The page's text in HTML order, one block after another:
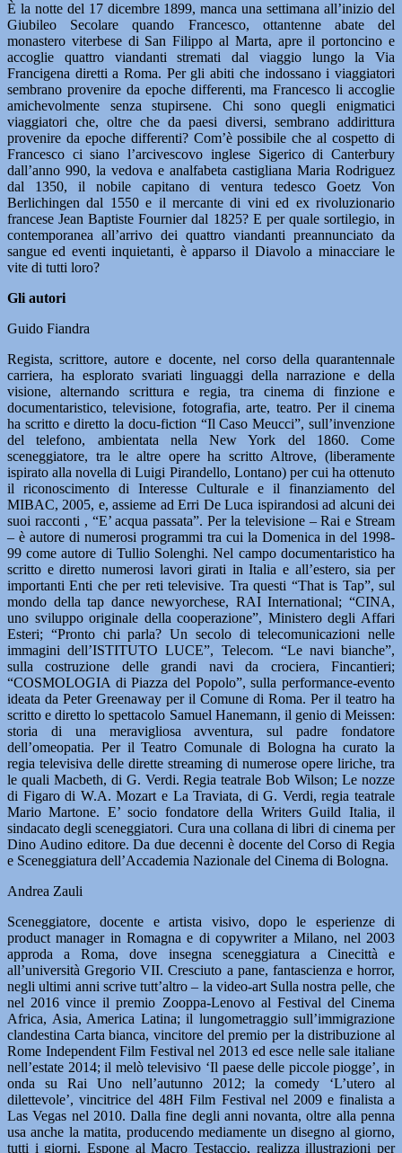
È la notte del 17 dicembre 1899, manca una settimana all’inizio del
Giubileo Secolare quando Francesco, ottantenne abate del
monastero viterbese di San Filippo al Marta, apre il portoncino e
accoglie quattro viandanti stremati dal viaggio lungo la Via
Francigena diretti a Roma. Per gli abiti che indossano i viaggiatori
sembrano provenire da epoche differenti, ma Francesco li accoglie
amichevolmente senza stupirsene. Chi sono quegli enigmatici
viaggiatori che, oltre che da paesi diversi, sembrano addirittura
provenire da epoche differenti? Com’è possibile che al cospetto di
Francesco ci siano l’arcivescovo inglese Sigerico di Canterbury
dall’anno 990, la vedova e analfabeta castigliana Maria Rodriguez
dal 1350, il nobile capitano di ventura tedesco Goetz Von
Berlichingen dal 1550 e il mercante di vini ed ex rivoluzionario
francese Jean Baptiste Fournier dal 1825? E per quale sortilegio, in
contemporanea all’arrivo dei quattro viandanti preannunciato da
sangue ed eventi inquietanti, è apparso il Diavolo a minacciare le
vite di tutti loro?
Gli autori
Guido Fiandra
Regista, scrittore, autore e docente, nel corso della quarantennale
carriera, ha esplorato svariati linguaggi della narrazione e della
visione, alternando scrittura e regia, tra cinema di finzione e
documentaristico, televisione, fotografia, arte, teatro. Per il cinema
ha scritto e diretto la docu-fiction “Il Caso Meucci”, sull’invenzione
del telefono, ambientata nella New York del 1860. Come
sceneggiatore, tra le altre opere ha scritto Altrove, (liberamente
ispirato alla novella di Luigi Pirandello, Lontano) per cui ha ottenuto
il riconoscimento di Interesse Culturale e il finanziamento del
MIBAC, 2005, e, assieme ad Erri De Luca ispirandosi ad alcuni dei
suoi racconti , “E’ acqua passata”. Per la televisione – Rai e Stream
– è autore di numerosi programmi tra cui la Domenica in del 1998-
99 come autore di Tullio Solenghi. Nel campo documentaristico ha
scritto e diretto numerosi lavori girati in Italia e all’estero, sia per
importanti Enti che per reti televisive. Tra questi “That is Tap”, sul
mondo della tap dance newyorchese, RAI International; “CINA,
uno sviluppo originale della cooperazione”, Ministero degli Affari
Esteri; “Pronto chi parla? Un secolo di telecomunicazioni nelle
immagini dell’ISTITUTO LUCE”, Telecom. “Le navi bianche”,
sulla costruzione delle grandi navi da crociera, Fincantieri;
“COSMOLOGIA di Piazza del Popolo”, sulla performance-evento
ideata da Peter Greenaway per il Comune di Roma. Per il teatro ha
scritto e diretto lo spettacolo Samuel Hanemann, il genio di Meissen:
storia di una meravigliosa avventura, sul padre fondatore
dell’omeopatia. Per il Teatro Comunale di Bologna ha curato la
regia televisiva delle dirette streaming di numerose opere liriche, tra
le quali Macbeth, di G. Verdi. Regia teatrale Bob Wilson; Le nozze
di Figaro di W.A. Mozart e La Traviata, di G. Verdi, regia teatrale
Mario Martone. E’ socio fondatore della Writers Guild Italia, il
sindacato degli sceneggiatori. Cura una collana di libri di cinema per
Dino Audino editore. Da due decenni è docente del Corso di Regia
e Sceneggiatura dell’Accademia Nazionale del Cinema di Bologna.
Andrea Zauli
Sceneggiatore, docente e artista visivo, dopo le esperienze di
product manager in Romagna e di copywriter a Milano, nel 2003
approda a Roma, dove insegna sceneggiatura a Cinecittà e
all’università Gregorio VII. Cresciuto a pane, fantascienza e horror,
negli ultimi anni scrive tutt’altro – la video-art Sulla nostra pelle, che
nel 2016 vince il premio Zooppa-Lenovo al Festival del Cinema
Africa, Asia, America Latina; il lungometraggio sull’immigrazione
clandestina Carta bianca, vincitore del premio per la distribuzione al
Rome Independent Film Festival nel 2013 ed esce nelle sale italiane
nell’estate 2014; il melò televisivo ‘Il paese delle piccole piogge’, in
onda su Rai Uno nell’autunno 2012; la comedy ‘L’utero al
dilettevole’, vincitrice del 48H Film Festival nel 2009 e finalista a
Las Vegas nel 2010. Dalla fine degli anni novanta, oltre alla penna
usa anche la matita, producendo mediamente un disegno al giorno,
tutti i giorni. Espone al Macro Testaccio, realizza illustrazioni per